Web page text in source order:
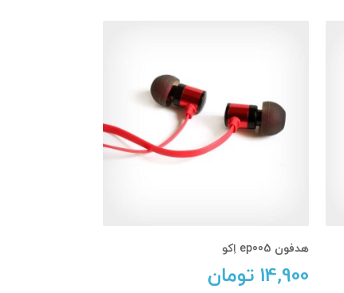
هدفون ep005 اِکو
14,900 تومان